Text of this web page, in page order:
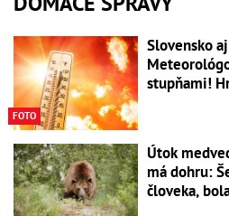
FOTO
Slovensko
stupňami!
Útok
má dohru:
človeka,